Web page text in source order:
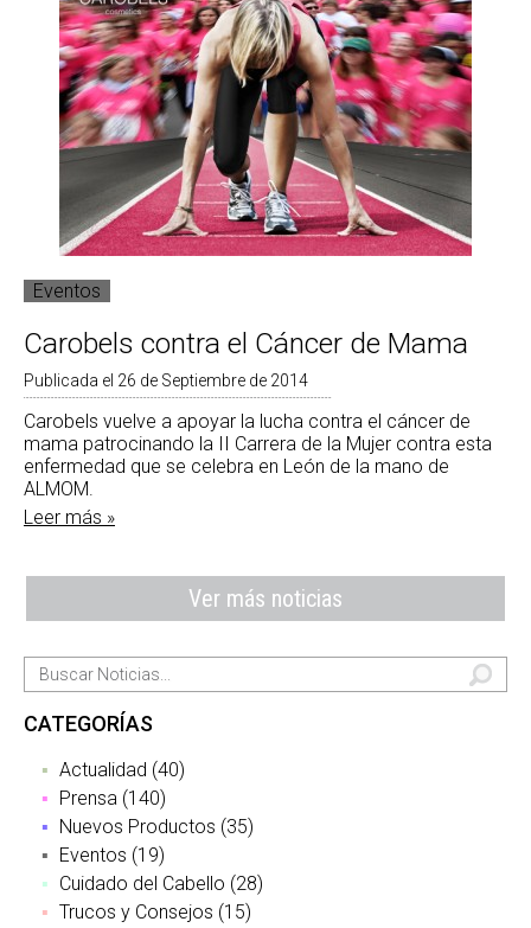
Eventos
Carobels contra el Cáncer de Mama
Publicada el 26 de Septiembre de 2014
Carobels vuelve a apoyar la lucha contra el cáncer de
mama patrocinando la II Carrera de la Mujer contra esta
enfermedad que se celebra en León de la mano de
ALMOM.
Leer más »
Ver más noticias
CATEGORÍAS
Actualidad (40)
Prensa (140)
Nuevos Productos (35)
Eventos (19)
Cuidado del Cabello (28)
Trucos y Consejos (15)